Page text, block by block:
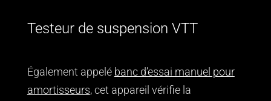
Testeur de suspension VTT
Également appelé banc d’essai manuel pour
amortisseurs, cet appareil vérifie la